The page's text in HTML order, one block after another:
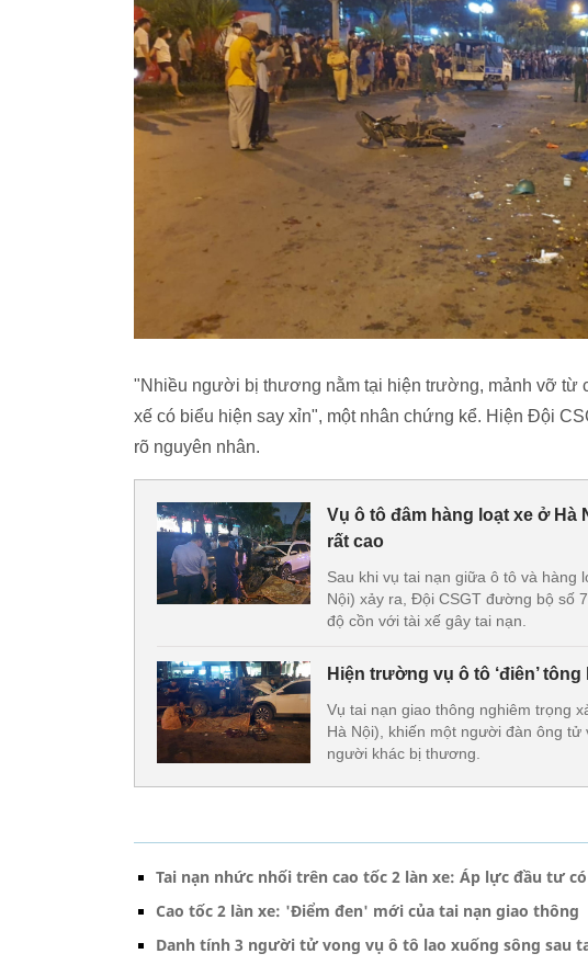
"Nhiều người bị thương nằm tại hiện trường, mảnh vỡ từ
xế có biểu hiện say xỉn", một nhân chứng kể. Hiện Đội
rõ nguyên nhân.
Vụ ô tô đâm hàng loạt xe ở
rất cao
Sau khi vụ tai nạn giữa ô tô và hàng
Nội) xảy ra, Đội CSGT đường bộ số
độ cồn với tài xế gây tai nạn.
Hiện trường vụ ô tô ‘điên’
Vụ tai nạn giao thông nghiêm trọng
Hà Nội), khiến một người đàn ông
người khác bị thương.
Tai nạn nhức nhối trên cao tốc 2 làn xe: Áp lực đầu tư
Cao tốc 2 làn xe: 'Điểm đen' mới của tai nạn giao thông
Danh tính 3 người tử vong vụ ô tô lao xuống sông sau